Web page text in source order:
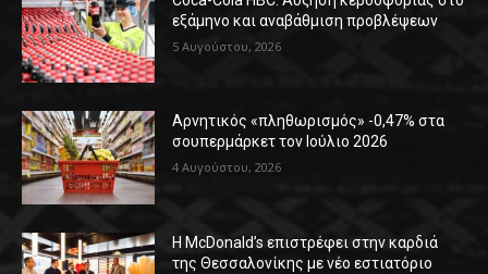
εξάμηνο και αναβάθμιση προβλέψεων
5 Αυγούστου, 2026
Αρνητικός «πληθωρισμός» -0,47% στα
σουπερμάρκετ τον Ιούλιο 2026
4 Αυγούστου, 2026
Η McDonald’s επιστρέφει στην καρδιά
της Θεσσαλονίκης με νέο εστιατόριο